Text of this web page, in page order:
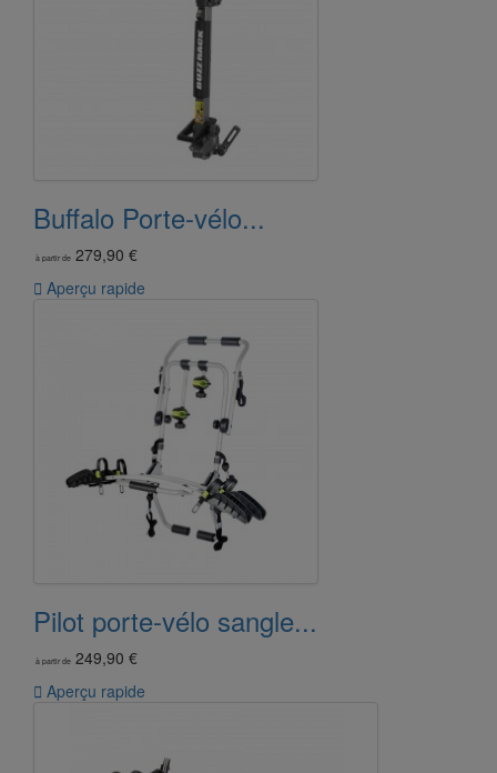
Buffalo Porte-vélo...
à partir de 279,90 €
 Aperçu rapide
Pilot porte-vélo sangle...
à partir de 249,90 €
 Aperçu rapide